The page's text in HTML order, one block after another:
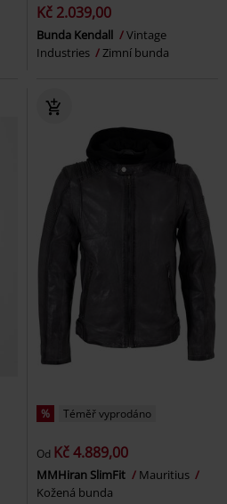
Kč 2.039,00
Bunda Kendall
Vintage
Industries
Zimní bunda
% Téměř vyprodáno
Od Kč 4.889,00
MMHiran SlimFit
Mauritius
Kožená bunda